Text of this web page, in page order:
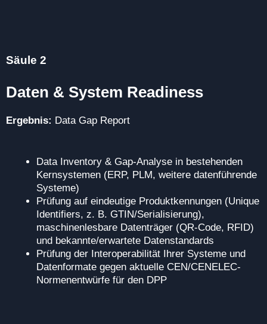
Säule 2
Daten & System Readiness
Ergebnis: Data Gap Report
Data Inventory & Gap-Analyse in bestehenden
Kernsystemen (ERP, PLM, weitere datenführende
Systeme)
Prüfung auf eindeutige Produktkennungen (Unique
Identifiers, z. B. GTIN/Serialisierung),
maschinenlesbare Datenträger (QR-Code, RFID)
und bekannte/erwartete Datenstandards
Prüfung der Interoperabilität Ihrer Systeme und
Datenformate gegen aktuelle CEN/CENELEC-
Normenentwürfe für den DPP